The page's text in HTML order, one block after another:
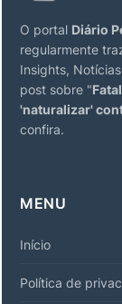
O portal Diário
regularmente
Insights,
post sobre "
'naturalizar'
confira.
MENU
Início
Política de